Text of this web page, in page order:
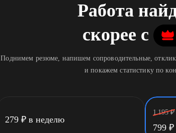
Работа
скорее c
Поднимем резюме, напишем сопроводительные,
и покажем статистику по
279 ₽ в неделю
1 195 ₽
799 ₽